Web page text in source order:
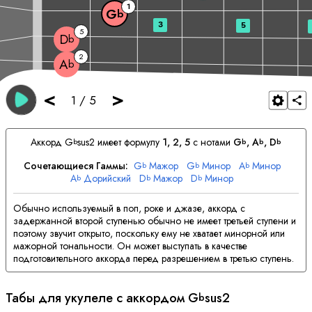
< 1 / 5 >
Ab 2
Db 5
Gb 1
3 5
Аккорд Gbsus2 имеет формулу 1, 2, 5 с нотами Gb, Ab, Db
Сочетающиеся Гаммы: Gb Мажор Gb Минор Ab Минор
Ab Дорийский Db Мажор Db Минор
Обычно используемый в поп, роке и джазе, аккорд с
задержанной второй ступенью обычно не имеет третьей ступени и
поэтому звучит открыто, поскольку ему не хватает минорной или
мажорной тональности. Он может выступать в качестве
подготовительного аккорда перед разрешением в третью ступень.
Табы для укулеле с аккордомGbsus2